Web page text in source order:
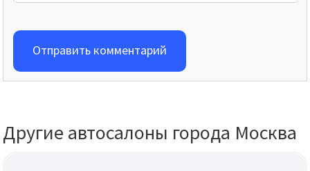
Отправить комментарий
Другие автосалоны города Москва